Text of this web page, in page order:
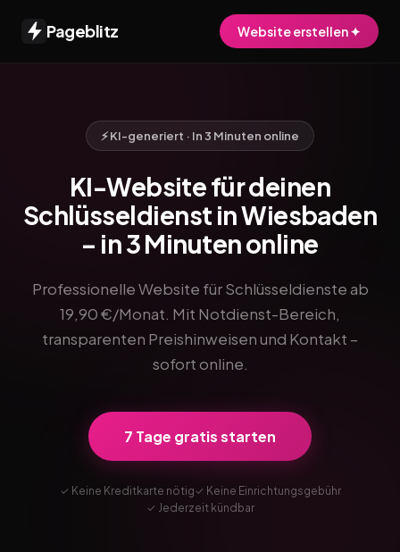
Pageblitz Website erstellen ✦
⚡ KI-generiert · In 3 Minuten online
KI-Website für deinen
Schlüsseldienst in Wiesbaden
– in 3 Minuten online
Professionelle Website für Schlüsseldienste ab
19,90 €/Monat. Mit Notdienst-Bereich,
transparenten Preishinweisen und Kontakt –
sofort online.
7 Tage gratis starten
✓ Keine Kreditkarte nötig✓ Keine Einrichtungsgebühr
✓ Jederzeit kündbar